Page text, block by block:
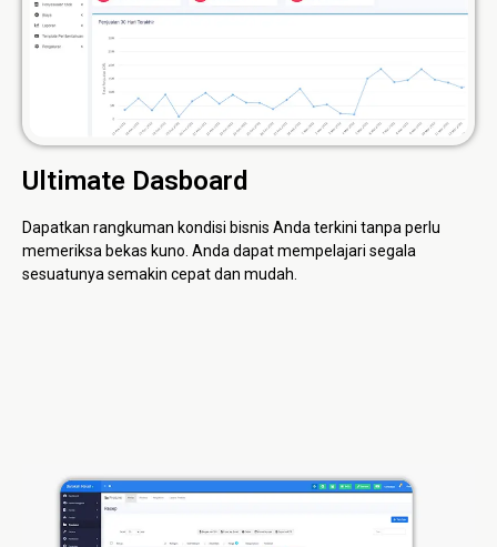
Ultimate Dasboard
Dapatkan rangkuman kondisi bisnis Anda terkini tanpa perlu
memeriksa bekas kuno. Anda dapat mempelajari segala
sesuatunya semakin cepat dan mudah.